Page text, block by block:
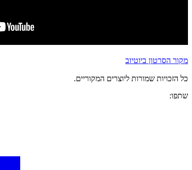
מקור הסרטון ביוטיוב
כל הזכויות שמורות ליוצרים המקוריים.
שתפו: